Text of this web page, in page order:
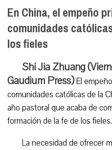
En China, el empeño
comunidades
los fieles
Shi Jia Zhuang
Gaudium Press)El
comunidades católicas de la
año pastoral que acaba de
formación de la fe de los fieles.
La necesidad de ofrecer